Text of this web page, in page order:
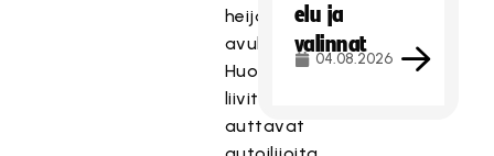
heijastinliivien
avulla.
Huomioväriset
liivit
auttavat
elu ja
valinnat
04.08.2026